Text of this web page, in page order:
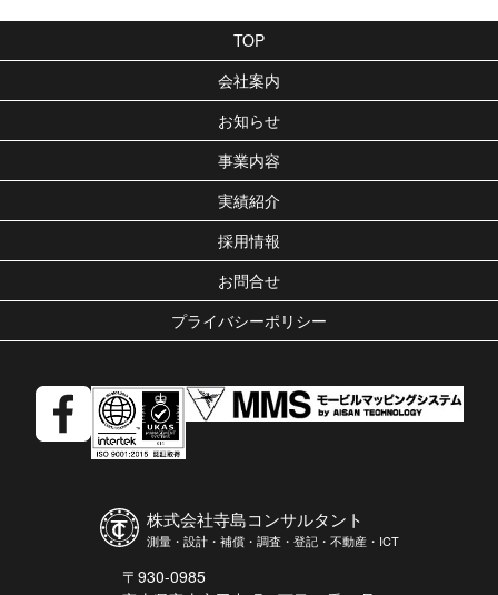
株式会社寺島コンサルタント
測量・設計・補償・調査・登記・不動産・ICT
〒930-0985
TOP
会社案内
お知らせ
事業内容
実績紹介
採用情報
お問合せ
プライバシーポリシー